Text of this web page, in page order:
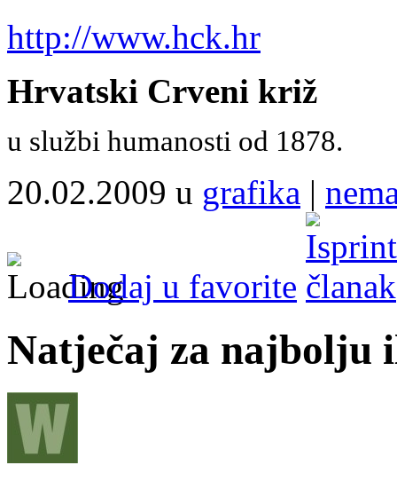
http://www.hck.hr
Hrvatski Crveni križ
u službi humanosti od 1878.
20.02.2009 u grafika |
Dodaj u favorite
Natječaj za najbolju